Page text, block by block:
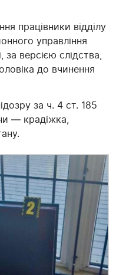
працівники відділу
управління
за версією слідства,
до вчинення
за ч. 4 ст. 185
— крадіжка,